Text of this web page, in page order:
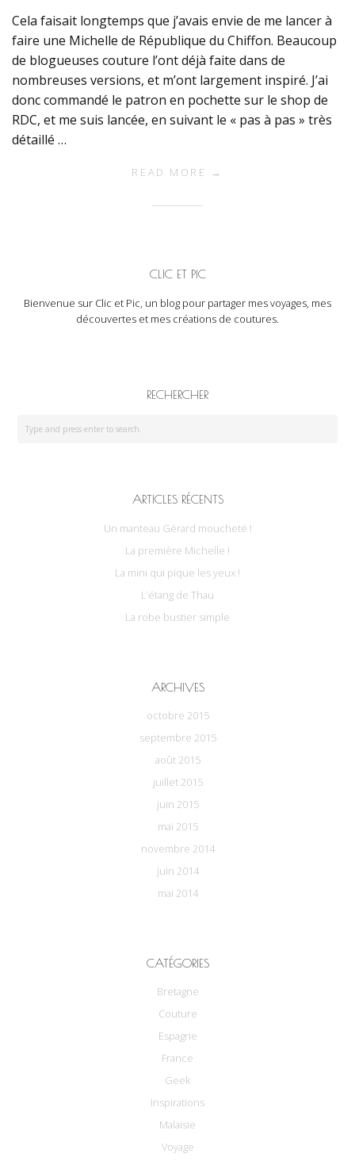
Cela faisait longtemps que j’avais envie de me lancer à
faire une Michelle de République du Chiffon. Beaucoup
de blogueuses couture l’ont déjà faite dans de
nombreuses versions, et m’ont largement inspiré. J’ai
donc commandé le patron en pochette sur le shop de
RDC, et me suis lancée, en suivant le « pas à pas » très
détaillé …
READ MORE →
CLIC ET PIC
Bienvenue sur Clic et Pic, un blog pour partager mes voyages, mes
découvertes et mes créations de coutures.
RECHERCHER
ARTICLES RÉCENTS
Un manteau Gérard moucheté !
La première Michelle !
La mini qui pique les yeux !
L’étang de Thau
La robe bustier simple
ARCHIVES
octobre 2015
septembre 2015
août 2015
juillet 2015
juin 2015
mai 2015
novembre 2014
juin 2014
mai 2014
CATÉGORIES
Bretagne
Couture
Espagne
France
Geek
Inspirations
Malaisie
Voyage